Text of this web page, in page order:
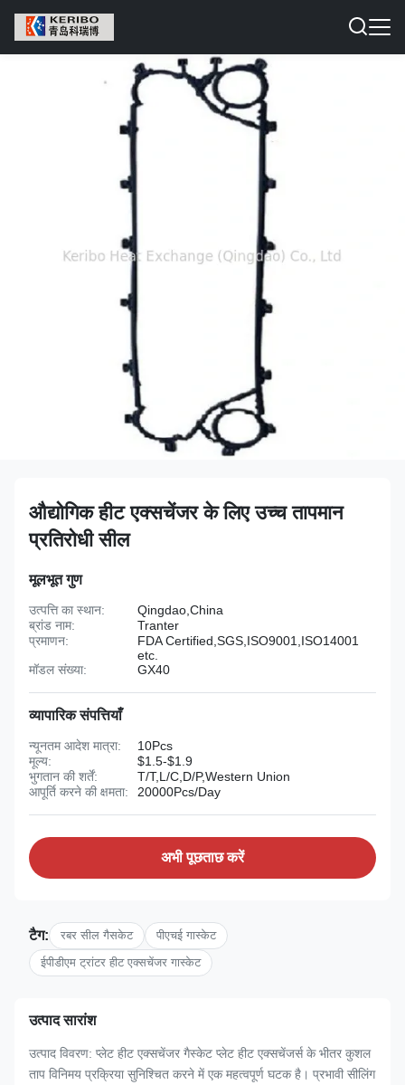
औद्योगिक हीट एक्सचेंजर के लिए उच्च तापमान
प्रतिरोधी सील
मूलभूत गुण
उत्पत्ति का स्थान:
Qingdao,China
ब्रांड नाम:
Tranter
प्रमाणन:
FDA Certified,SGS,ISO9001,ISO14001
etc.
मॉडल संख्या:
GX40
व्यापारिक संपत्तियाँ
न्यूनतम आदेश मात्रा:
10Pcs
मूल्य:
$1.5-$1.9
भुगतान की शर्तें:
T/T,L/C,D/P,Western Union
आपूर्ति करने की क्षमता:
20000Pcs/Day
अभी पूछताछ करें
टैग: रबर सील गैसकेट
पीएचई गास्केट
ईपीडीएम ट्रांटर हीट एक्सचेंजर गास्केट
उत्पाद सारांश
उत्पाद विवरण: प्लेट हीट एक्सचेंजर गैस्केट प्लेट हीट एक्सचेंजर्स के भीतर कुशल
ताप विनिमय प्रक्रिया सुनिश्चित करने में एक महत्वपूर्ण घटक है। प्रभावी सीलिंग